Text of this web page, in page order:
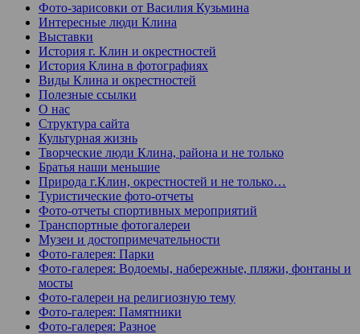
Фото-зарисовки от Василия Кузьмина
Интересные люди Клина
Выставки
История г. Клин и окрестностей
История Клина в фотографиях
Виды Клина и окрестностей
Полезные ссылки
О нас
Структура сайта
Культурная жизнь
Творческие люди Клина, района и не только
Братья наши меньшие
Природа г.Клин, окрестностей и не только…
Туристические фото-отчеты
Фото-отчеты спортивных мероприятий
Транспортные фотогалереи
Музеи и достопримечательности
Фото-галерея: Парки
Фото-галерея: Водоемы, набережные, пляжи, фонтаны и
мосты
Фото-галереи на религиозную тему
Фото-галерея: Памятники
Фото-галерея: Разное